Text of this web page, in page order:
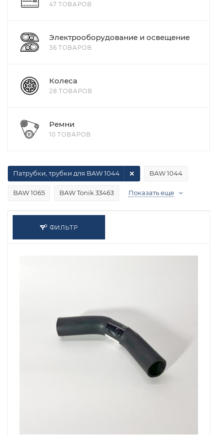
47 ТОВАРОВ
Электрооборудование и освещение
36 ТОВАРОВ
Колеса
28 ТОВАРОВ
Ремни
10 ТОВАРОВ
BAW 1044
BAW 1065 BAW Tonik 33463
Патрубки, трубки для BAW 1044
Показать еще
ФИЛЬТР